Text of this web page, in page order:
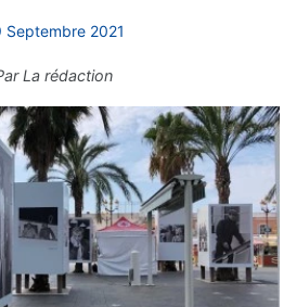
Septembre 2021
La rédaction